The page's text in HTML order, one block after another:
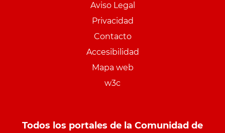
Aviso Legal
Privacidad
Contacto
Accesibilidad
Mapa web
w3c
Todos los portales de la Comunidad de